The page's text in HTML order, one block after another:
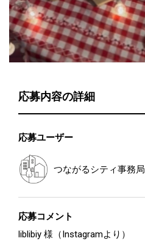
応募内容の詳細
応募ユーザー
つながるシティ事務局
応募コメント
liblibiy 様（Instagramより）